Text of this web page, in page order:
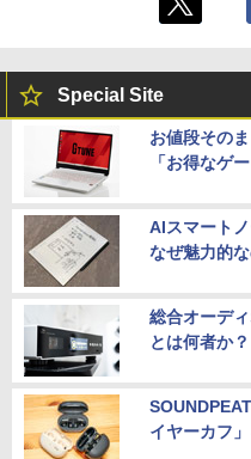
Special Site
お値段その
「お得なゲ
AIスマート
なぜ魅力的
総合オーデ
とは何者か？
イヤーカフ